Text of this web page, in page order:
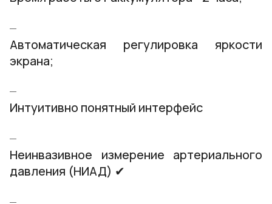
Автоматическая регулировка яркости
экрана;
Интуитивно понятный интерфейс
Неинвазивное измерение артериального
давления (НИАД) ✔